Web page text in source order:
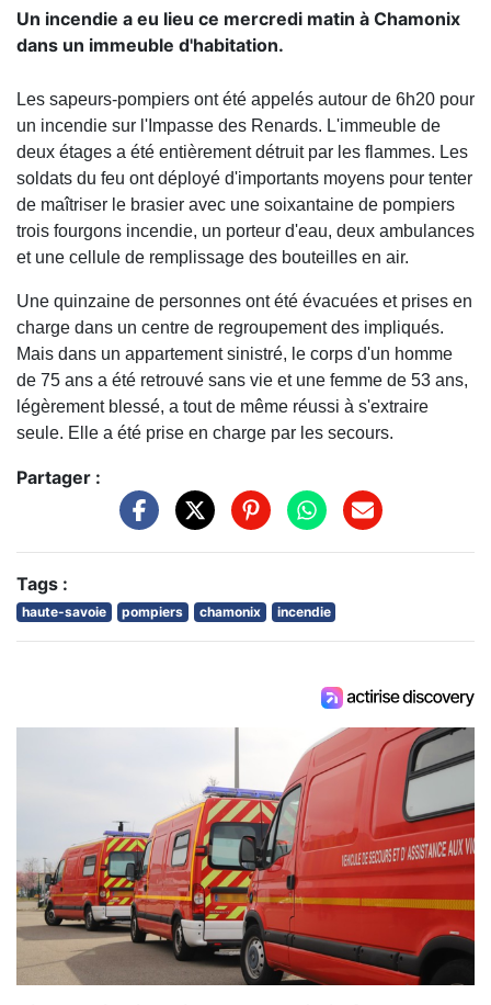
Un incendie a eu lieu ce mercredi matin à Chamonix
dans un immeuble d'habitation.
Les sapeurs-pompiers ont été appelés autour de 6h20 pour
un incendie sur l'Impasse des Renards. L'immeuble de
deux étages a été entièrement détruit par les flammes. Les
soldats du feu ont déployé d'importants moyens pour tenter
de maîtriser le brasier avec une soixantaine de pompiers
trois fourgons incendie, un porteur d'eau, deux ambulances
et une cellule de remplissage des bouteilles en air.
Une quinzaine de personnes ont été évacuées et prises en
charge dans un centre de regroupement des impliqués.
Mais dans un appartement sinistré, le corps d'un homme
de 75 ans a été retrouvé sans vie et une femme de 53 ans,
légèrement blessé, a tout de même réussi à s'extraire
seule. Elle a été prise en charge par les secours.
Partager :
Tags :
haute-savoie pompiers chamonix incendie